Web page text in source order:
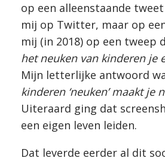
op een alleenstaande
mij op Twitter, maar op
mij (in 2018) op een tweep
het neuken van kinderen je
Mijn letterlijke antwoord
kinderen ‘neuken’ maakt je
Uiteraard ging dat
een eigen leven leiden.
Dat leverde eerder al dit